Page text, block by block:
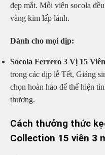
đẹp mắt. Mỗi viên socola
vàng kim lấp lánh.
Dành cho mọi dịp:
Socola Ferrero 3 Vị 15 Viên
trong các dịp lễ Tết, Giáng
chọn hoàn hảo để thể hiện
thương.
Cách thưởng thức
Collection 15 viên 3